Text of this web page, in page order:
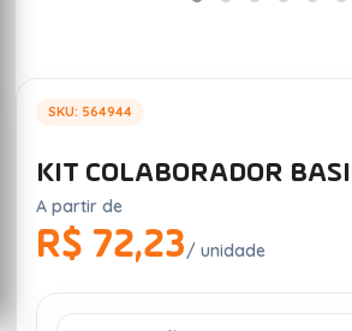
SKU: 564944
KIT COLABORADOR
A partir de
R$ 72,23/ unidade